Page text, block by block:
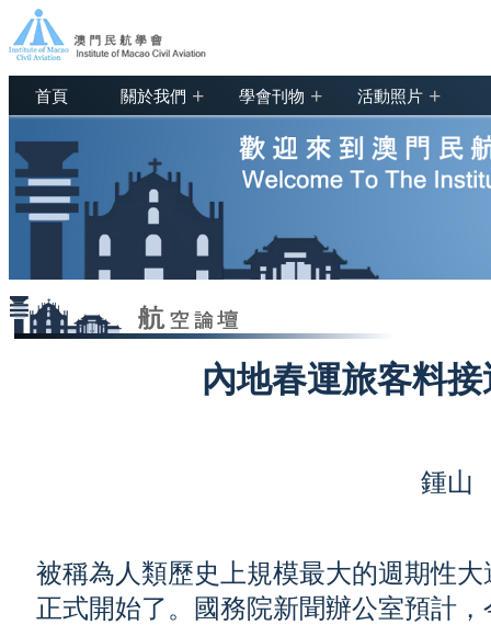
首頁 關於我們 + 學會刊物 + 活動照片 +
內地春運旅客料
鍾山
被稱為人類歷史上規模最大的週期性
正式開始了。國務院新聞辦公室預計